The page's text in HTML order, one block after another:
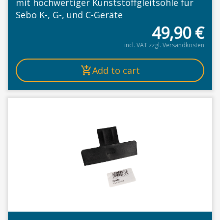
mit hochwertiger Kunststoffgleitsohle für
Sebo K-, G-, und C-Geräte
49,90€
incl. VAT zzgl. Versandkosten
Add to cart